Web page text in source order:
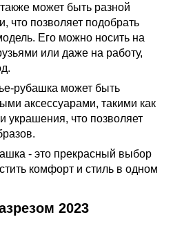
может быть разной
что позволяет подобрать
Его можно носить на
или даже на работу,
рубашка может быть
аксессуарами, такими как
что позволяет
- это прекрасный выбор
комфорт и стиль в одном
2023